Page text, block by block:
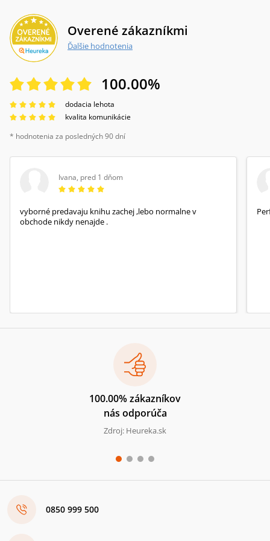
Overené zákazníkmi
Ďalšie hodnotenia
100.00%
dodacia lehota
kvalita komunikácie
* hodnotenia za posledných 90 dní
Ivana, pred 1 dňom
vyborné predavaju knihu zachej ,lebo normalne v
obchode nikdy nenajde .
100.00% zákazníkov
nás odporúča
Zdroj: Heureka.sk
0850 999 500